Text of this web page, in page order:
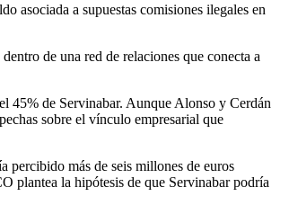
asociada a supuestas comisiones ilegales en
de una red de relaciones que conecta a
45% de Servinabar. Aunque Alonso y Cerdán
sobre el vínculo empresarial que
percibido más de seis millones de euros
plantea la hipótesis de que Servinabar podría